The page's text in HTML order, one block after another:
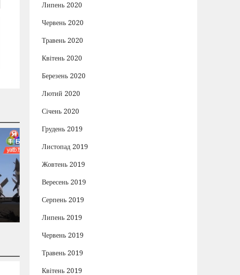
Липень 2020
Червень 2020
Травень 2020
Квітень 2020
Березень 2020
Лютий 2020
Січень 2020
Грудень 2019
Листопад 2019
Жовтень 2019
Вересень 2019
Серпень 2019
Липень 2019
Червень 2019
Травень 2019
Квітень 2019